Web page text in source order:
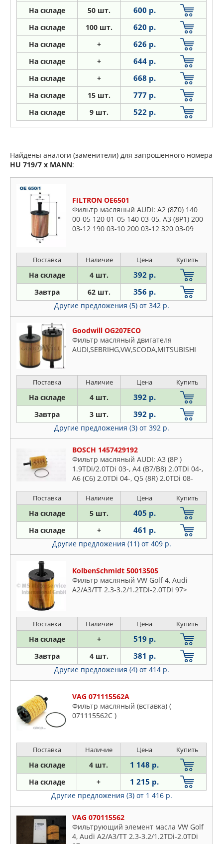
На складе 50 шт. 600 р.
На складе 100 шт. 620 р.
На складе + 626 р.
На складе + 644 р.
На складе + 668 р.
На складе 15 шт. 777 р.
На складе 9 шт. 522 р.
Найдены аналоги (заменители) для запрошенного номера
HU 719/7 x MANN:
FILTRON OE6501
Фильтр масляный AUDI: A2 (8Z0) 140
00-05 120 01-05 140 03-05, A3 (8P1) 200
03-12 190 03-10 200 03-12 320 03-09
Поставка Наличие Цена Купить
На складе 4 шт. 392 р.
Завтра 62 шт. 356 р.
Другие предложения (5) от 342 р.
Goodwill OG207ECO
Фильтр масляный двигателя
AUDI,SEBRIHG,VW,SCODA,MITSUBISHI
Поставка Наличие Цена Купить
На складе 4 шт. 392 р.
Завтра 3 шт. 392 р.
Другие предложения (3) от 392 р.
BOSCH 1457429192
Фильтр масляный AUDI: A3 (8P )
1.9TDi/2.0TDi 03-, A4 (B7/B8) 2.0TDi 04-,
A6 (C6) 2.0TDi 04-, Q5 (8R) 2.0TDi 08-
TIGUAN 2.0TDi 07-
Поставка Наличие Цена Купить
На складе 5 шт. 405 р.
На складе + 461 р.
Другие предложения (11) от 409 р.
KolbenSchmidt 50013505
Фильтр масляный VW Golf 4, Audi
A2/A3/TT 2.3-3.2/1.2TDi-2.0TDi 97>
Поставка Наличие Цена Купить
На складе + 519 р.
Завтра 4 шт. 381 р.
Другие предложения (4) от 414 р.
VAG 071115562A
Фильтр масляный (вставка) (
071115562C )
Поставка Наличие Цена Купить
На складе 4 шт. 1 148 р.
На складе + 1 215 р.
Другие предложения (3) от 1 416 р.
VAG 070115562
Фильтрующий элемент масла VW Golf
4, Audi A2/A3/TT 2.3-3.2/1.2TDi-2.0TDi